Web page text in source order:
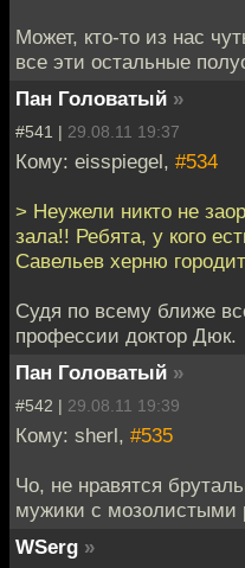
Может, кто-то из нас
все эти остальные
Пан Головатый »
#541 | 29.08.11 19:37
Кому: eisspiegel, #534
> Неужели никто не
зала!! Ребята, у кого
Савельев херню
Судя по всему ближе
профессии доктор Дюк.
Пан Головатый »
#542 | 29.08.11 19:39
Кому: sherl, #535
Чо, не нравятся
мужики с мозолистыми
WSerg »